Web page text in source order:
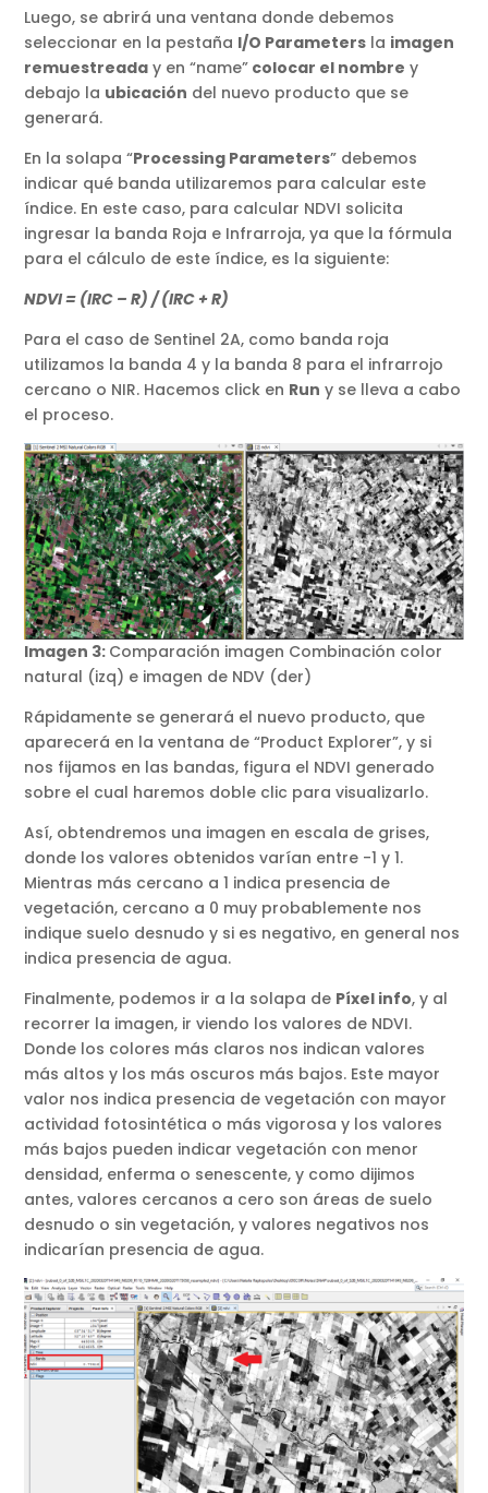
Luego, se abrirá una ventana donde debemos
seleccionar en la pestaña I/O Parameters la imagen
remuestreada y en “name” colocar el nombre y
debajo la ubicación del nuevo producto que se
generará.
En la solapa “Processing Parameters” debemos
indicar qué banda utilizaremos para calcular este
índice. En este caso, para calcular NDVI solicita
ingresar la banda Roja e Infrarroja, ya que la fórmula
para el cálculo de este índice, es la siguiente:
NDVI = (IRC – R) / (IRC + R)
Para el caso de Sentinel 2A, como banda roja
utilizamos la banda 4 y la banda 8 para el infrarrojo
cercano o NIR. Hacemos click en Run y se lleva a cabo
el proceso.
Imagen 3: Comparación imagen Combinación color
natural (izq) e imagen de NDV (der)
Rápidamente se generará el nuevo producto, que
aparecerá en la ventana de “Product Explorer”, y si
nos fijamos en las bandas, figura el NDVI generado
sobre el cual haremos doble clic para visualizarlo.
Así, obtendremos una imagen en escala de grises,
donde los valores obtenidos varían entre -1 y 1.
Mientras más cercano a 1 indica presencia de
vegetación, cercano a 0 muy probablemente nos
indique suelo desnudo y si es negativo, en general nos
indica presencia de agua.
Finalmente, podemos ir a la solapa de Píxel info, y al
recorrer la imagen, ir viendo los valores de NDVI.
Donde los colores más claros nos indican valores
más altos y los más oscuros más bajos. Este mayor
valor nos indica presencia de vegetación con mayor
actividad fotosintética o más vigorosa y los valores
más bajos pueden indicar vegetación con menor
densidad, enferma o senescente, y como dijimos
antes, valores cercanos a cero son áreas de suelo
desnudo o sin vegetación, y valores negativos nos
indicarían presencia de agua.